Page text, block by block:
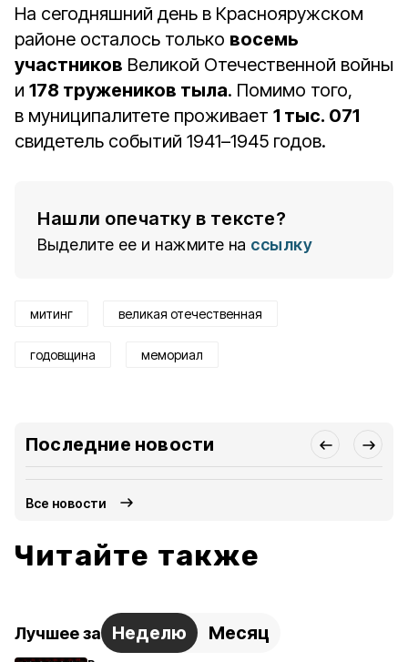
На сегодняшний день в Краснояружском
районе осталось только восемь
участников Великой Отечественной войны
и 178 тружеников тыла. Помимо того,
в муниципалитете проживает 1 тыс. 071
свидетель событий 1941–1945 годов.
Нашли опечатку в тексте?
Выделите ее и нажмите на ссылку
митинг великая отечественная
годовщина мемориал
Последние новости
Все новости
Читайте также
Лучшее за Неделю Месяц